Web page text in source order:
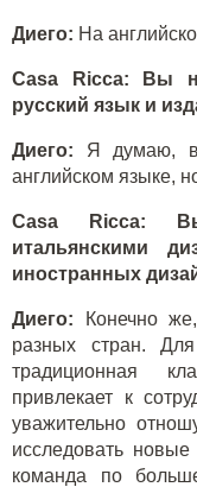
Диего: На
Casa Ricca: Вы
русский язык и
Диего: Я думаю, в
английском языке,
Casa Ricca:
итальянскими
иностранных
Диего:
Конечно
разных стран.
традиционная
привлекает к
уважительно
исследовать
команда по